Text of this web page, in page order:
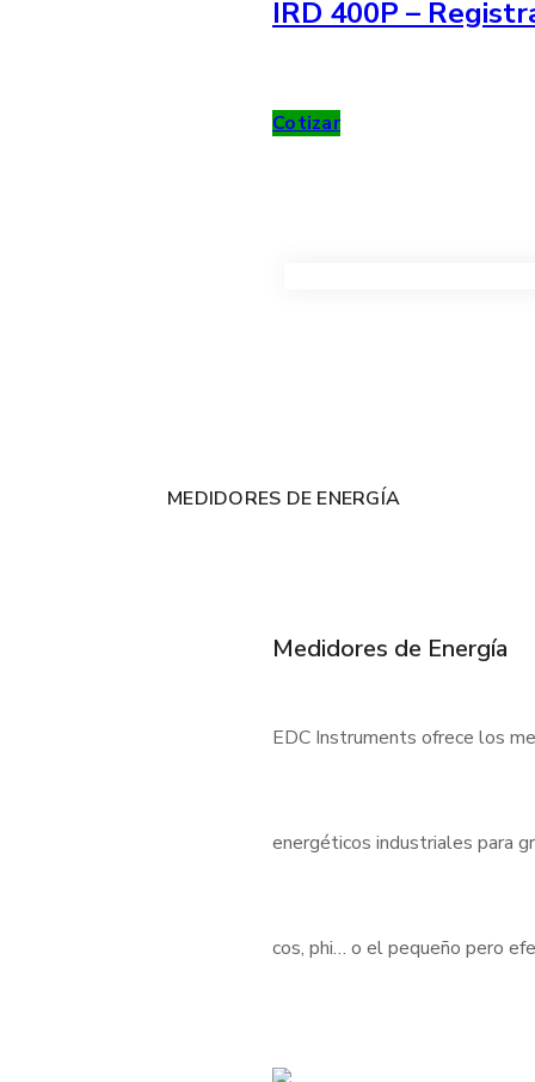
IRD 400P –
Cotizar
MEDIDORES DE ENERGÍA
Medidores de Energía
EDC Instruments ofrece los
energéticos industriales para
cos, phi… o el pequeño pero